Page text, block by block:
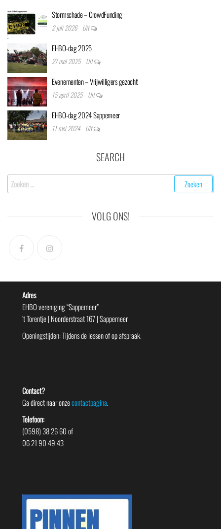
Stormschade – CrowdFunding
2 juli 2026 Uit
EHBO-dag 2025
27 mei 2025 Uit
Evenementen – Vrijwilligers gezocht!
15 april 2025 Uit
EHBO-dag 2024 Sappemeer
11 mei 2024 Uit
SEARCH
Zoeken
naar:
VOLG ONS!
Adres
EHBO vereniging “Sappemeer”
’t Torentje | Noorderstraat 167 | Sappemeer
Openingstijden: Tijdens de lessen of op afspraak.
Contact?
Ga direct naar onzecontactpagina.
Telefoon:
(0598) 38 26 60 of
06 21 90 49 43